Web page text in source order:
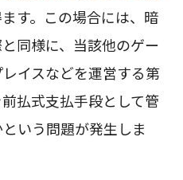
す。この場合には、暗
同様に、当該他のゲー
イスなどを運営する第
払式支払手段として管
いう問題が発生しま